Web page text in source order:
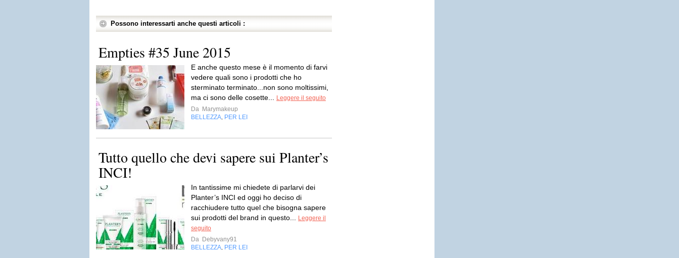
Possono interessarti anche questi articoli :
Empties #35 June 2015
E anche questo mese è il momento di farvi
vedere quali sono i prodotti che ho
sterminato terminato...non sono moltissimi,
ma ci sono delle cosette...
Leggere il seguito
Da Marymakeup
BELLEZZA PER LEI
Tutto quello che devi sapere sui Planter’s
INCI!
In tantissime mi chiedete di parlarvi dei
Planter’s INCI ed oggi ho deciso di
racchiudere tutto quel che bisogna sapere
sui prodotti del brand in questo...
Leggere il
seguito
Da Debyvany91
BELLEZZA PER LEI